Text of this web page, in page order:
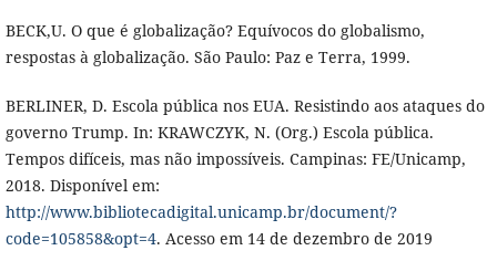
BECK,U. O que é globalização? Equívocos do globalismo,
respostas à globalização. São Paulo: Paz e Terra, 1999.
BERLINER, D. Escola pública nos EUA. Resistindo aos ataques do
governo Trump. In: KRAWCZYK, N. (Org.) Escola pública.
Tempos difíceis, mas não impossíveis. Campinas: FE/Unicamp,
2018. Disponível em:
http://www.bibliotecadigital.unicamp.br/document/?
code=105858&opt=4. Acesso em 14 de dezembro de 2019